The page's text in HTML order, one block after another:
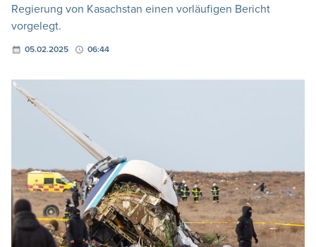
Regierung von Kasachstan einen vorläufigen Bericht
vorgelegt.
05.02.2025 06:44